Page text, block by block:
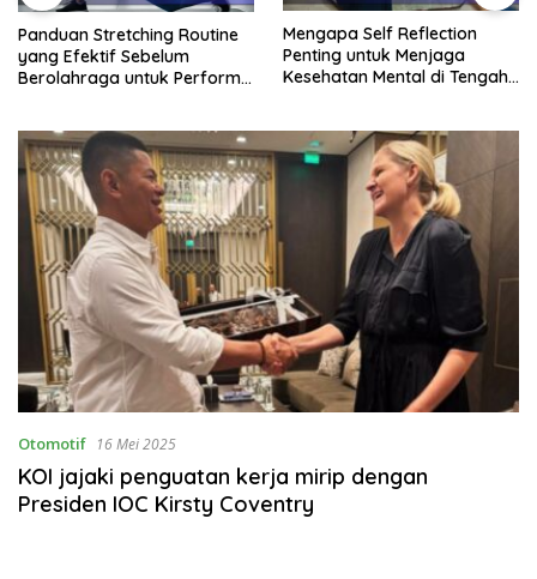
Mengapa Self Reflection
Penting untuk Menjaga
Kesehatan Mental di Tengah
Rekomendasi Makanan
Rendah Gula yang Baik untuk
Menjaga Energi dan
Otomotif 16 Mei 2025
KOI jajaki penguatan kerja mirip dengan
Presiden IOC Kirsty Coventry